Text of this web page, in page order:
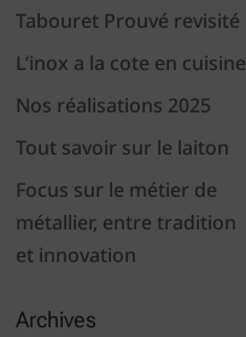
Tabouret Prouvé revisité
L’inox a la cote en cuisine
Nos réalisations 2025
Tout savoir sur le laiton
Focus sur le métier de
métallier, entre tradition
et innovation
Archives